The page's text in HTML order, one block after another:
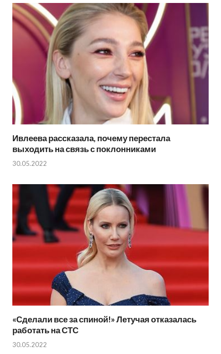
Ивлеева рассказала, почему перестала
выходить на связь с поклонниками
30.05.2022
«Сделали все за спиной!» Летучая отказалась
работать на СТС
30.05.2022